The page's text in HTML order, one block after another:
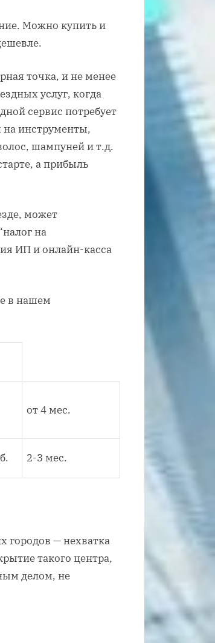
Можно купить и
точка, и не менее
услуг, когда
сервис потребует
на инструменты,
шампуней и т.д.
а прибыль
может
на
ИП и онлайн-касса
в нашем
от 4 мес.
2-3 мес.
городов — нехватка
такого центра,
делом, не